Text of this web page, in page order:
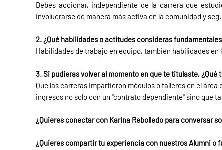
Debes accionar, independiente de la carrera que
involucrarse de manera más activa en la comunidad y
2. ¿Qué habilidades o actitudes consideras
Habilidades de trabajo en equipo, también habilidades
3. Si pudieras volver al momento en que te titulaste,
Que las carreras impartieron módulos o talleres en el
ingresos no solo con un "contrato dependiente" sino que
¿Quieres conectar con Karina Rebolledo para conversar
¿Quieres compartir tu experiencia con nuestros Alumni o